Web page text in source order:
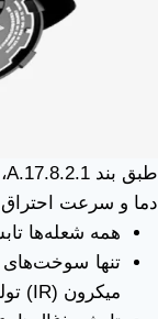
طبق بند A.17.8.2.1،
دما و سرعت
همه شعله‌ها
میکرون (IR) تولید می‌کنند.